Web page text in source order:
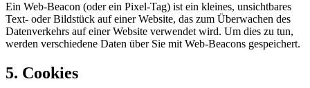
Ein Web-Beacon (oder ein Pixel-Tag) ist ein kleines, unsichtbares
Text- oder Bildstück auf einer Website, das zum Überwachen des
Datenverkehrs auf einer Website verwendet wird. Um dies zu tun,
werden verschiedene Daten über Sie mit Web-Beacons gespeichert.
5. Cookies